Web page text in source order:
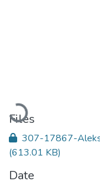
Loading...
Files
307-17867-
(613.01 KB)
Date